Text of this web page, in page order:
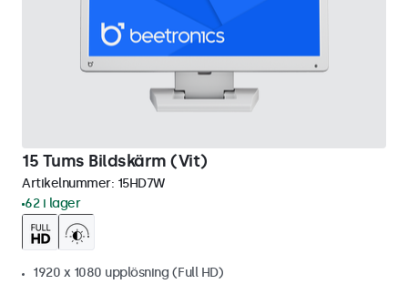
15 Tums Bildskärm (Vit)
Artikelnummer: 15HD7W
62 i lager
1920 x 1080 upplösning (Full HD)